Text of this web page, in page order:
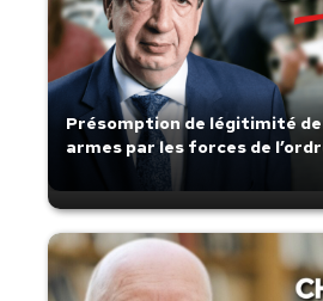
Présomption de légitimité de
armes par les forces de